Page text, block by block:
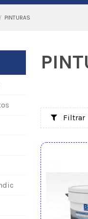
PINTURAS
Filtrar